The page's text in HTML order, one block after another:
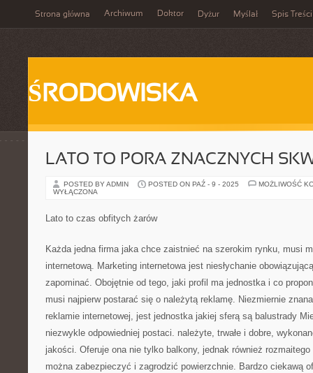
Strona główna Archiwum Doktor Dyżur Myślał Spis Treści
ŚRODOWISKA
LATO TO PORA ZNACZNYCH
POSTED BY ADMIN POSTED ON PAŹ - 9 - 2025
MOŻLIWOŚĆ
WYŁĄCZONA
Lato to czas obfitych żarów
Każda jedna firma jaka chce zaistnieć na szerokim rynku, musi
internetową. Marketing internetowa jest niesłychanie
zapominać. Obojętnie od tego, jaki profil ma jednostka i co
musi najpierw postarać się o należytą reklamę. Niezmiernie
reklamie internetowej, jest jednostka jakiej sferą są balustrady
niezwykle odpowiedniej postaci. należyte, trwałe i dobre,
jakości. Oferuje ona nie tylko balkony, jednak również
można zabezpieczyć i zagrodzić powierzchnie. Bardzo ciekawą